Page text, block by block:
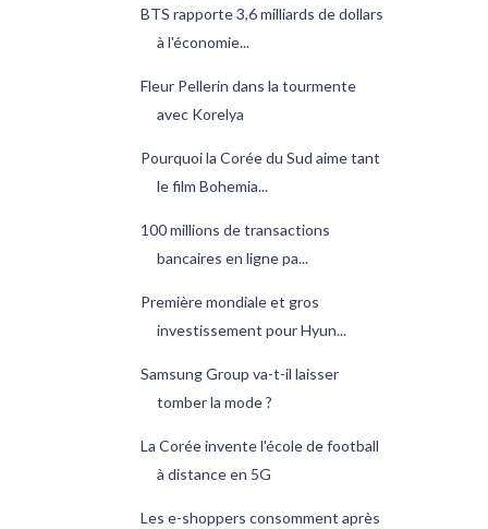
BTS rapporte 3,6 milliards de dollars
à l'économie...
Fleur Pellerin dans la tourmente
avec Korelya
Pourquoi la Corée du Sud aime tant
le film Bohemia...
100 millions de transactions
bancaires en ligne pa...
Première mondiale et gros
investissement pour Hyun...
Samsung Group va-t-il laisser
tomber la mode ?
La Corée invente l'école de football
à distance en 5G
Les e-shoppers consomment après